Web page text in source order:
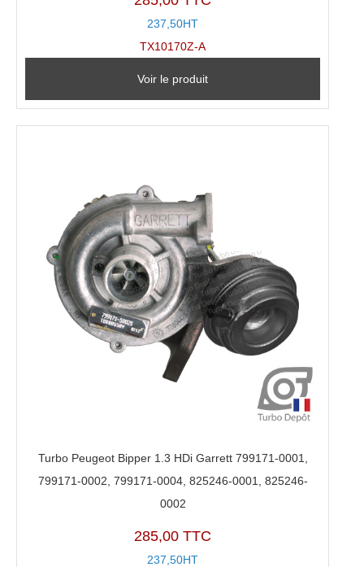
237,50HT
TX10170Z-A
Voir le produit
Turbo Peugeot Bipper 1.3 HDi Garrett 799171-0001,
799171-0002, 799171-0004, 825246-0001, 825246-
0002
285,00 TTC
237,50HT